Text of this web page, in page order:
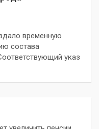
временную
состава
указ